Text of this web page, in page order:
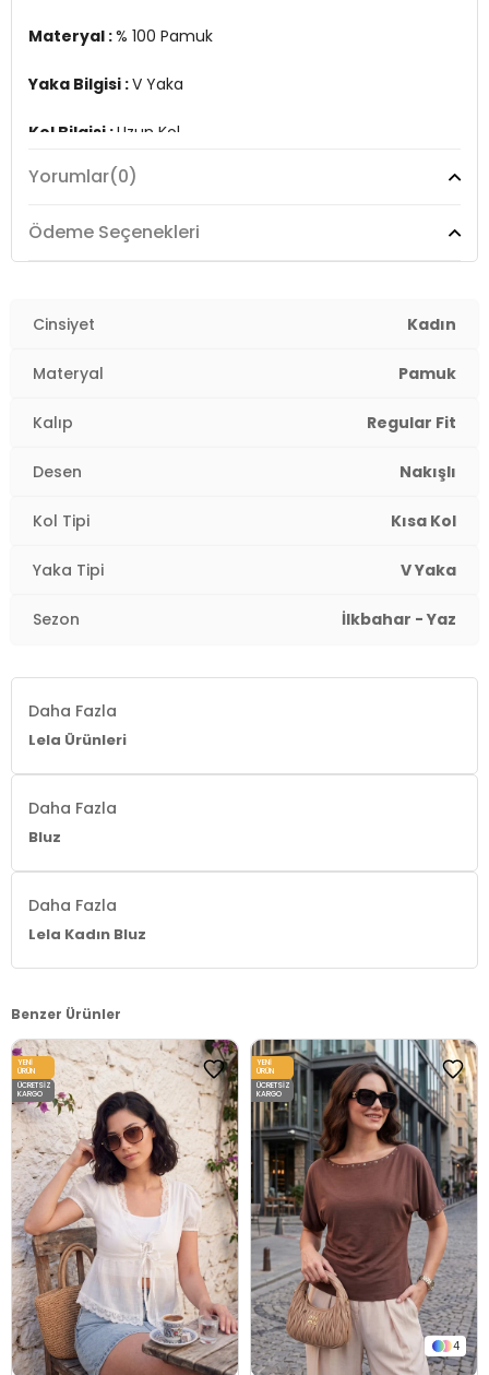
Materyal :% 100 Pamuk
Yaka Bilgisi :V Yaka
Kol Bilgisi :Uzun Kol
Kalıp Bilgisi :Regular Fit
Manken Ölçüsü :Boy : 1.75 cm / Göğüs : 80 cm / Bel :
2DY611BZ0181.42
Yorumlar(0)
Ödeme Seçenekleri
Cinsiyet Kadın
Materyal Pamuk
Kalıp Regular Fit
Desen Nakışlı
Kol Tipi Kısa Kol
Yaka Tipi V Yaka
Sezon İlkbahar - Yaz
Daha Fazla
Lela Ürünleri
Daha Fazla
Bluz
Daha Fazla
Lela Kadın Bluz
Benzer Ürünler
YENI
ÜRÜN
ÜCRETSIZ
KARGO
4
YENI
ÜRÜN
ÜCRETSIZ
KARGO